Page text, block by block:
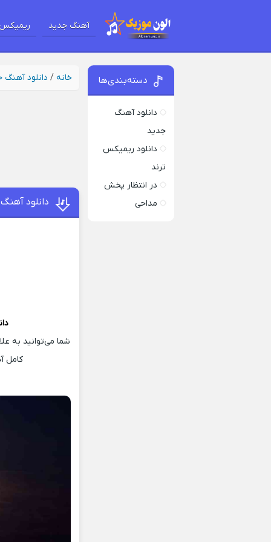
آهنگ جدید
خانه / دانلود آهنگ
دانلود
شما می‌توانید به
کامل
دسته‌بندی‌ها
دانلود آهنگ
جدید
دانلود ریمیکس
ترند
در انتظار پخش
مداحی